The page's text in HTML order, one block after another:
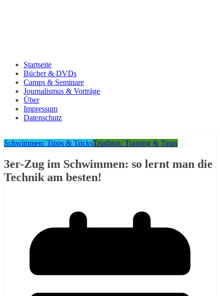
Startseite
Bücher & DVDs
Camps & Seminare
Journalismus & Vorträge
Über
Impressum
Datenschutz
Schwimmen: Tipps & TricksTriathlon: Training & Tipps
3er-Zug im Schwimmen: so lernt man die
Technik am besten!